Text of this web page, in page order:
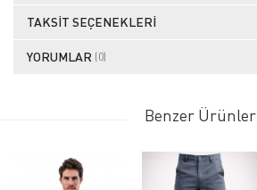
TAKSIT SEÇENEKLERI
YORUMLAR (0)
Benzer Ürünler